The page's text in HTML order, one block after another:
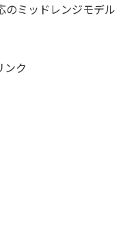
のミッドレンジモデル
ンク